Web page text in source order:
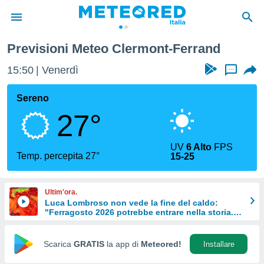
di
per
le
di
Web
Previsioni Meteo Clermont-Ferrand
15:50 Venerdì ...
Sereno
27°
Temp. percepita 27°
UV6 Alto FPS
15-25
Ultim'ora.
Luca Lombroso non vede la fine del caldo:
"Ferragosto 2026 potrebbe entrare nella storia.
Scarica GRATIS la app di Meteored! Installare